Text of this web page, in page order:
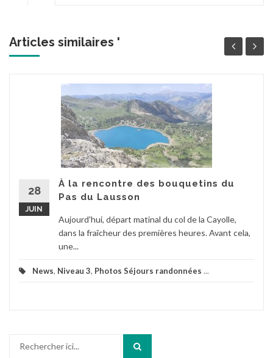
Articles similaires '
28
JUIN
À la rencontre des bouquetins du
Pas du Lausson
Aujourd'hui, départ matinal du col de la Cayolle,
dans la fraîcheur des premières heures. Avant cela,
une...
News, Niveau 3, Photos Séjours randonnées ...